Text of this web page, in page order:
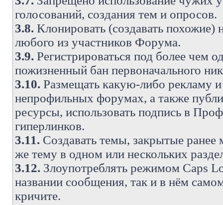
голосований, создания тем и опросов.
3.8. Клонировать (создавать похожие)
любого из участников Форума.
3.9. Регистрироваться под более чем
пожизненный бан первоначального
3.10. Размещать какую-либо рекламу
непрофильных форумах, а также
ресурсы, использовать подпись в
гиперлинков.
3.11. Создавать темы, закрытые ранее
же тему в одном или нескольких
3.12. Злоупотреблять режимом Caps
названии сообщения, так и в нём
кричите.